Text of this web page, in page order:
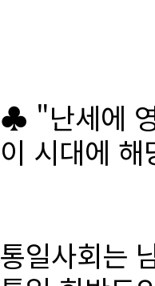
♣ "난세에
이 시대에
통일사회는